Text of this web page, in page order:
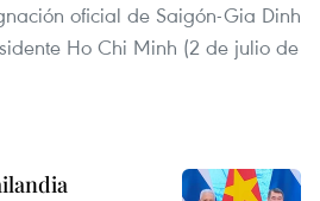
oficial de Saigón-Gia Dinh
Ho Chi Minh (2 de julio de